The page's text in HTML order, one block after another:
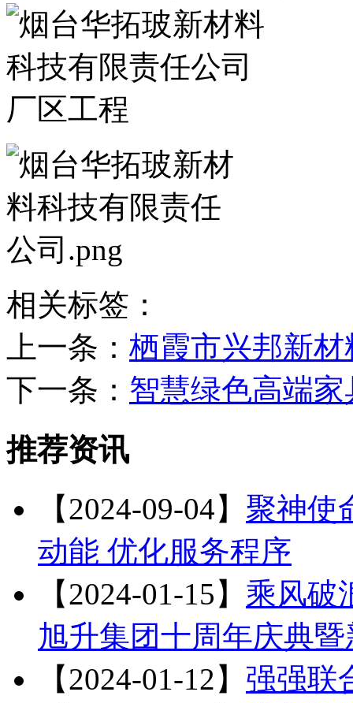
相关标签：
上一条： 栖霞市兴邦新
下一条： 智慧绿色高端
推荐资讯
【2024-09-04】 聚神使
动能 优化服务程序
【2024-01-15】 乘风破
旭升集团十周年庆典
【2024-01-12】 强强联